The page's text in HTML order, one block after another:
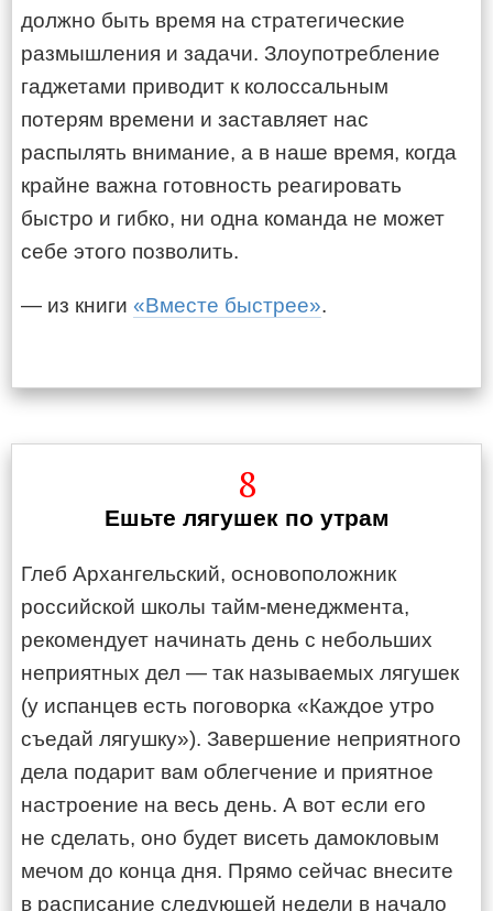
должно быть время на стратегические
размышления и задачи. Злоупотребление
гаджетами приводит к колоссальным
потерям времени и заставляет нас
распылять внимание, а в наше время, когда
крайне важна готовность реагировать
быстро и гибко, ни одна команда не может
себе этого позволить.
— из книги «Вместе быстрее».
8
Ешьте лягушек по утрам
Глеб Архангельский, основоположник
российской школы тайм-менеджмента,
рекомендует начинать день с небольших
неприятных дел — так называемых лягушек
(у испанцев есть поговорка «Каждое утро
съедай лягушку»). Завершение неприятного
дела подарит вам облегчение и приятное
настроение на весь день. А вот если его
не сделать, оно будет висеть дамокловым
мечом до конца дня. Прямо сейчас внесите
в расписание следующей недели в начало